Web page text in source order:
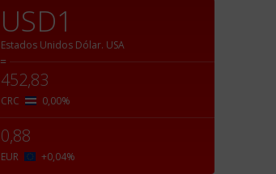
USD1
Estados Unidos Dólar. USA
=
452,83
CRC 0,00%
0,88
EUR +0,04%